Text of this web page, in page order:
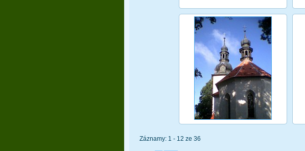
Záznamy: 1 - 12 ze 36